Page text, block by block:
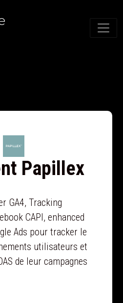
Papillex
GA4, Tracking
CAPI, enhanced
Ads pour tracker le
utilisateurs et
de leur campagnes